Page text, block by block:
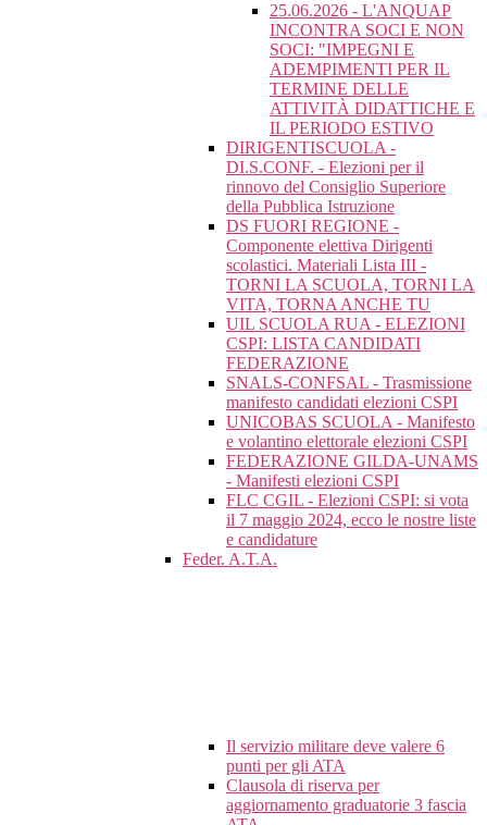
25.06.2026 - L'ANQUAP
INCONTRA SOCI E NON
SOCI: "IMPEGNI E
ADEMPIMENTI PER IL
TERMINE DELLE
ATTIVITÀ DIDATTICHE E
IL PERIODO ESTIVO
DIRIGENTISCUOLA -
DI.S.CONF. - Elezioni per il
rinnovo del Consiglio Superiore
della Pubblica Istruzione
DS FUORI REGIONE -
Componente elettiva Dirigenti
scolastici. Materiali Lista III -
TORNI LA SCUOLA, TORNI LA
VITA, TORNA ANCHE TU
UIL SCUOLA RUA - ELEZIONI
CSPI: LISTA CANDIDATI
FEDERAZIONE
SNALS-CONFSAL - Trasmissione
manifesto candidati elezioni CSPI
UNICOBAS SCUOLA - Manifesto
e volantino elettorale elezioni CSPI
FEDERAZIONE GILDA-UNAMS
- Manifesti elezioni CSPI
FLC CGIL - Elezioni CSPI: si vota
il 7 maggio 2024, ecco le nostre liste
e candidature
Feder. A.T.A.
Il servizio militare deve valere 6
punti per gli ATA
Clausola di riserva per
aggiornamento graduatorie 3 fascia